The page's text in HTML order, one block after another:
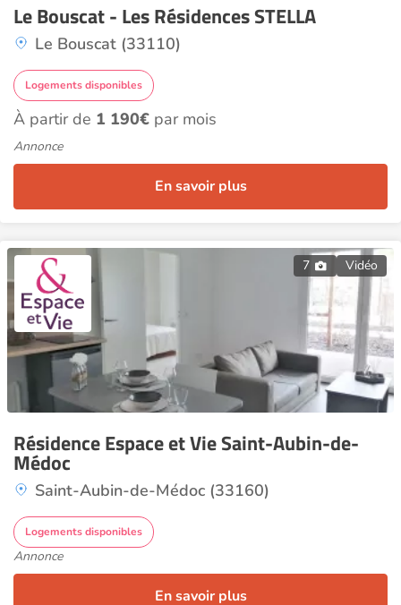
Le Bouscat - Les Résidences STELLA
Le Bouscat (33110)
Logements disponibles
À partir de 1 190€ par mois
Annonce
En savoir plus
7 Vidéo
Résidence Espace et Vie Saint-Aubin-de-
Médoc
Saint-Aubin-de-Médoc (33160)
Logements disponibles
Annonce
En savoir plus